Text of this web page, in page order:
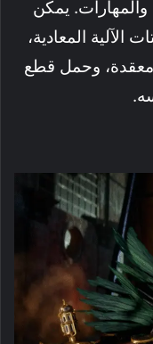
يمكن
الآلية المعادية،
معقدة، وحمل قطع